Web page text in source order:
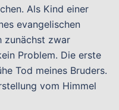
Als Kind einer
evangelischen
zunächst zwar
Problem. Die erste
Tod meines Bruders.
vom Himmel